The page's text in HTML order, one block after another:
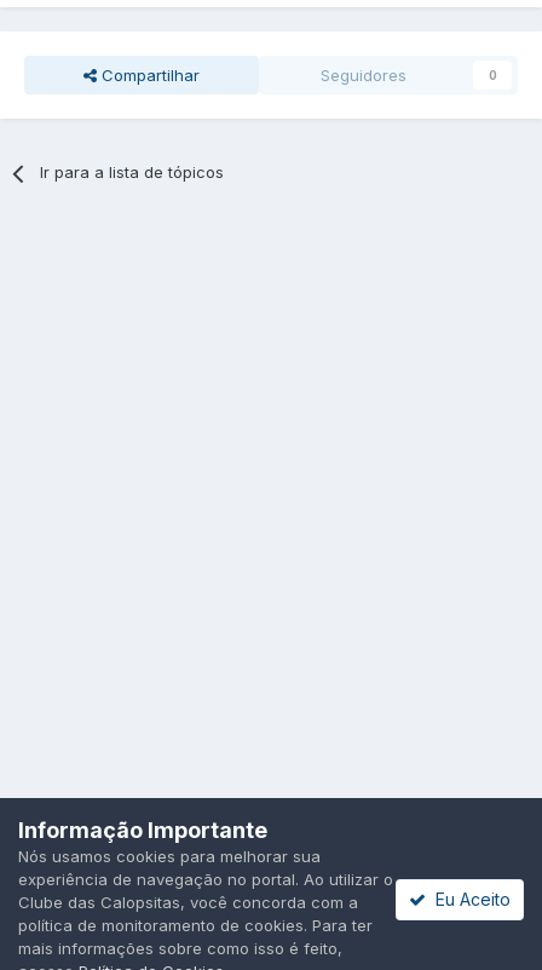
Compartilhar Seguidores 0
Ir para a lista de tópicos
Idioma Política de Privacidade
Todos os direitos reservados.
Powered by Invision Community
Informação Importante
Nós usamos cookies para melhorar sua
experiência de navegação no portal. Ao utilizar o
Clube das Calopsitas, você concorda com a
política de monitoramento de cookies. Para ter
mais informações sobre como isso é feito,
Eu Aceito